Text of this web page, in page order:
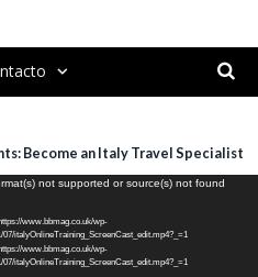
Become an Italy Travel Specialist
not supported or source(s) not found
www.bbmag.co.uk/wp-
07/italyOnlineTraining_ScreenCast_edit.mp4?_=1
www.bbmag.co.uk/wp-
07/italyOnlineTraining_ScreenCast_edit.mp4?_=1